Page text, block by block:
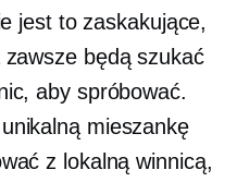
jest to zaskakujące,
zawsze będą szukać
aby spróbować.
mieszankę
z lokalną winnicą,